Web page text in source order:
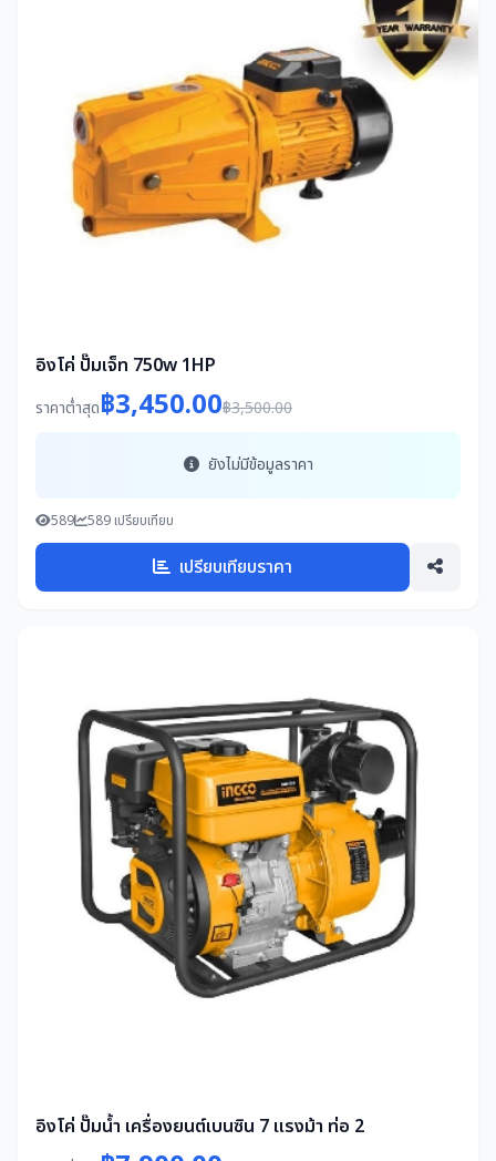
อิงโค่ ปั๊มเจ็ท 750w 1HP
ราคาต่ำสุด฿3,450.00฿3,500.00
ยังไม่มีข้อมูลราคา
589 589 เปรียบเทียบ
เปรียบเทียบราคา
อิงโค่ ปั๊มน้ำ เครื่องยนต์เบนซิน 7 แรงม้า ท่อ 2